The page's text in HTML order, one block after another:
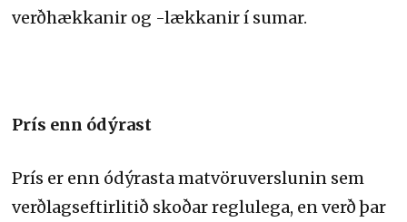
verðhækkanir og -lækkanir í sumar.
Prís enn ódýrast
Prís er enn ódýrasta matvöruverslunin sem
verðlagseftirlitið skoðar reglulega, en verð þar